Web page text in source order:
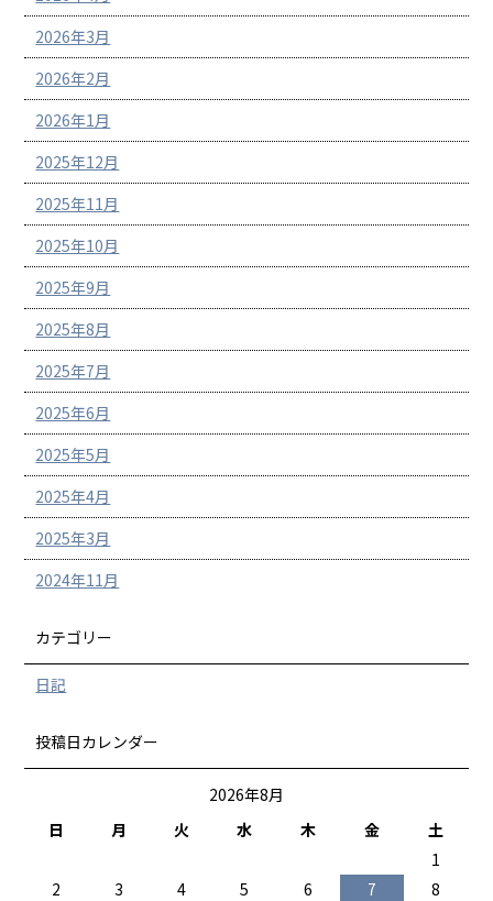
2026年3月
2026年2月
2026年1月
2025年12月
2025年11月
2025年10月
2025年9月
2025年8月
2025年7月
2025年6月
2025年5月
2025年4月
2025年3月
2024年11月
カテゴリー
日記
投稿日カレンダー
2026年8月
日
月 火 水 木 金
土
1
2
3 4 5 6 7 8